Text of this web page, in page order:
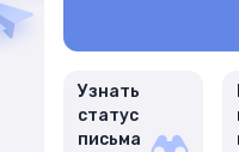
Узнать
статус
письма